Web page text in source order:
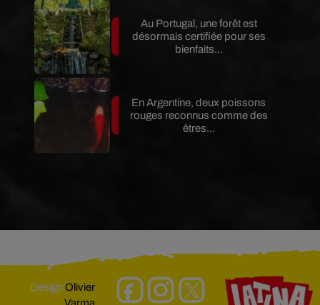
Au Portugal, une forêt est
désormais certifiée pour ses
bienfaits...
En Argentine, deux poissons
rouges reconnus comme des
êtres...
DesignOlivier
Varma